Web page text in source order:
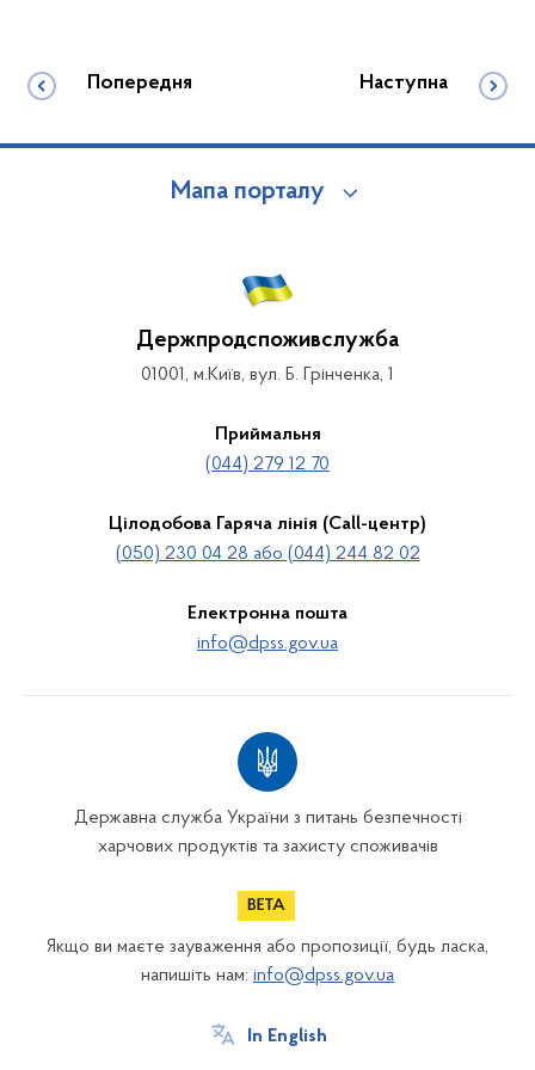
Попередня Наступна
Мапа порталу
Держпродспоживслужба
01001, м.Київ, вул. Б. Грінченка, 1
Приймальня
(044) 279 12 70
Цілодобова Гаряча лінія (Call-центр)
(050) 230 04 28 або (044) 244 82 02
Електронна пошта
info@dpss.gov.ua
Державна служба України з питань безпечності
харчових продуктів та захисту споживачів
Якщо ви маєте зауваження або пропозиції, будь ласка,
напишіть нам: info@dpss.gov.ua
In English